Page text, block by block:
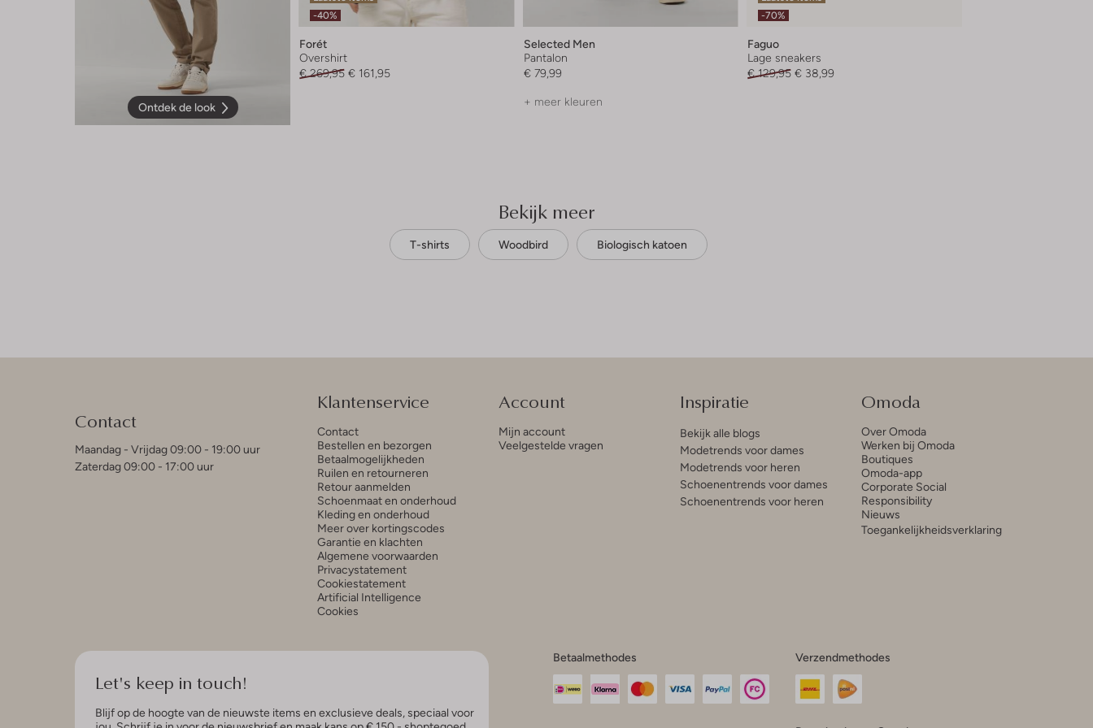
Ontdek de look
-40%
Forét
Overshirt
€ 269,95 € 161,95
Selected Men
Pantalon
€ 79,99
+ meer kleuren
-70%
Faguo
Lage sneakers
€ 129,95 € 38,99
Bekijk meer
T-shirts Woodbird Biologisch katoen
Contact
Maandag - Vrijdag 09:00 - 19:00 uur
Zaterdag 09:00 - 17:00 uur
Klantenservice
Contact
Bestellen en bezorgen
Betaalmogelijkheden
Ruilen en retourneren
Retour aanmelden
Schoenmaat en onderhoud
Kleding en onderhoud
Meer over kortingscodes
Garantie en klachten
Algemene voorwaarden
Privacystatement
Cookiestatement
Artificial Intelligence
Cookies
Account
Mijn account
Veelgestelde vragen
Inspiratie
Bekijk alle blogs
Modetrends voor dames
Modetrends voor heren
Schoenentrends voor dames
Schoenentrends voor heren
Omoda
Over Omoda
Werken bij Omoda
Boutiques
Omoda-app
Corporate Social
Responsibility
Nieuws
Toegankelijkheidsverklaring
Let's keep in touch!
Blijf op de hoogte van de nieuwste items en exclusieve deals, speciaal voor
Betaalmethodes Verzendmethodes